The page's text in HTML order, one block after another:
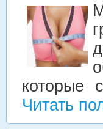
которые
Читать